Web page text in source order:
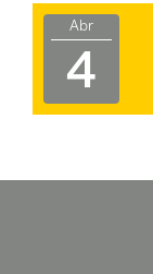
Abr
4